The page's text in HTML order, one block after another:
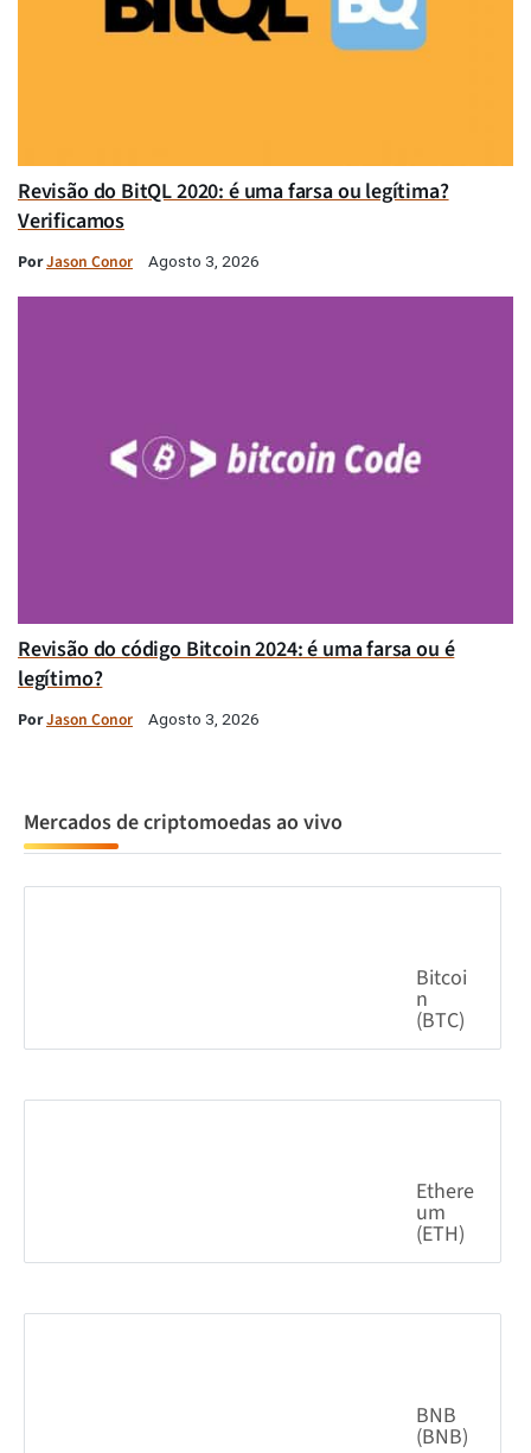
Revisão do BitQL 2020: é uma farsa ou legítima?
Verificamos
PorJason Conor Agosto 3, 2026
Revisão do código Bitcoin 2024: é uma farsa ou é
legítimo?
PorJason Conor Agosto 3, 2026
Mercados de criptomoedas ao vivo
Bitcoi
n
(BTC)
$64,392.13 0.44%
Ethere
um
(ETH)
$1,904.74 0.16%
BNB
(BNB)